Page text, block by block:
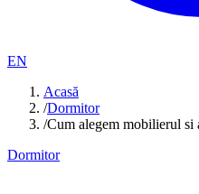
EN
Acasă
/Dormitor
/Cum alegem mobilierul si
Dormitor